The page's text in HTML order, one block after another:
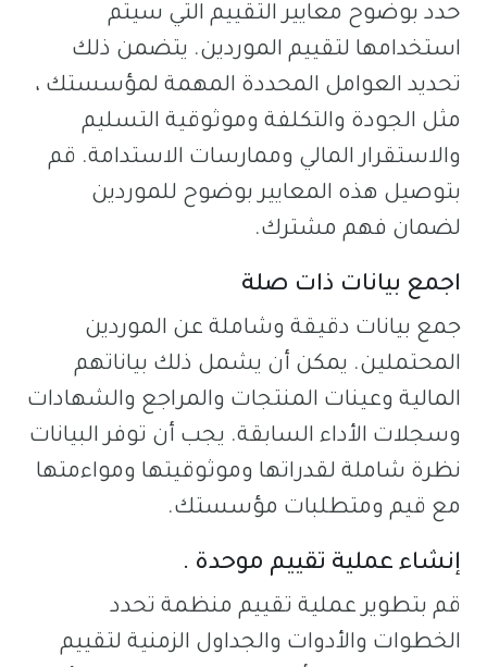
حدد بوضوح معايير التقييم التي سيتم
استخدامها لتقييم الموردين. يتضمن ذلك
تحديد العوامل المحددة المهمة لمؤسستك ،
مثل الجودة والتكلفة وموثوقية التسليم
والاستقرار المالي وممارسات الاستدامة. قم
بتوصيل هذه المعايير بوضوح للموردين
لضمان فهم مشترك.
اجمع بيانات ذات صلة
جمع بيانات دقيقة وشاملة عن الموردين
المحتملين. يمكن أن يشمل ذلك بياناتهم
المالية وعينات المنتجات والمراجع والشهادات
وسجلات الأداء السابقة. يجب أن توفر البيانات
نظرة شاملة لقدراتها وموثوقيتها ومواءمتها
مع قيم ومتطلبات مؤسستك.
إنشاء عملية تقييم موحدة .
قم بتطوير عملية تقييم منظمة تحدد
الخطوات والأدوات والجداول الزمنية لتقييم